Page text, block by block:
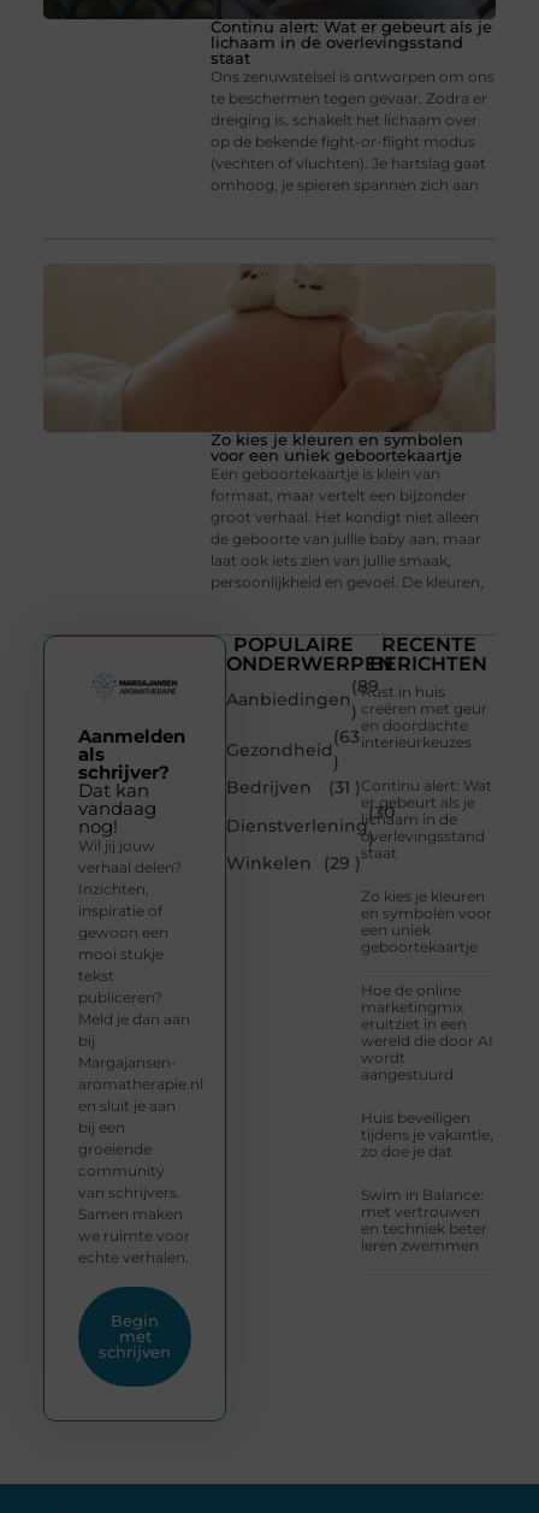
Continu alert: Wat er gebeurt als je
lichaam in de overlevingsstand
staat
Ons zenuwstelsel is ontworpen om ons
te beschermen tegen gevaar. Zodra er
dreiging is, schakelt het lichaam over
op de bekende fight-or-flight modus
(vechten of vluchten). Je hartslag gaat
omhoog, je spieren spannen zich aan
Zo kies je kleuren en symbolen
voor een uniek geboortekaartje
Een geboortekaartje is klein van
formaat, maar vertelt een bijzonder
groot verhaal. Het kondigt niet alleen
de geboorte van jullie baby aan, maar
laat ook iets zien van jullie smaak,
persoonlijkheid en gevoel. De kleuren,
POPULAIRE
ONDERWERPEN
Aanbiedingen
(89
)
Gezondheid
(63
)
Bedrijven
(31 )
Dienstverlening
(30
)
Winkelen
(29 )
RECENTE
BERICHTEN
Rust in huis
creëren met geur
en doordachte
interieurkeuzes
Continu alert: Wat
er gebeurt als je
lichaam in de
overlevingsstand
staat
Zo kies je kleuren
en symbolen voor
een uniek
geboortekaartje
Hoe de online
marketingmix
eruitziet in een
wereld die door AI
wordt
aangestuurd
Huis beveiligen
tijdens je vakantie,
zo doe je dat
Swim in Balance:
met vertrouwen
en techniek beter
leren zwemmen
Aanmelden
als
schrijver?
Dat kan
vandaag
nog!
Wil jij jouw
verhaal delen?
Inzichten,
inspiratie of
gewoon een
mooi stukje
tekst
publiceren?
Meld je dan aan
bij
Margajansen-
aromatherapie.nl
en sluit je aan
bij een
groeiende
community
van schrijvers.
Samen maken
we ruimte voor
echte verhalen.
Begin
met
schrijven